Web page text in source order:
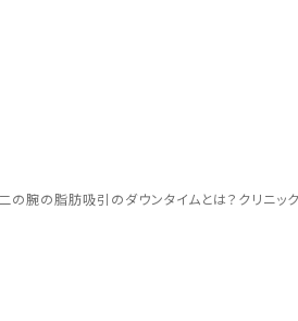
の腕の脂肪吸引のダウンタイムとは？クリニッ